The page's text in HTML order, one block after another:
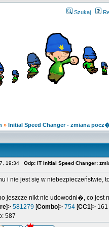
Szukaj
» Initial Speed Changer - zmiana
19:34 Odp: IT Initial Speed Changer:
i nie jest się w niebezpieczeństwie,
jeszcze nikt nie udowodni�, co jest
]> 581279 [Combo]> 754 [CC1]> 161
587